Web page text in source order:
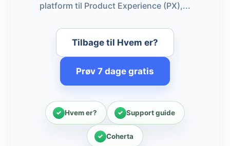
platform til Product Experience (PX),...
Tilbage til Hvem er?
Prøv 7 dage gratis
Hvem er? Support guide
Coherta